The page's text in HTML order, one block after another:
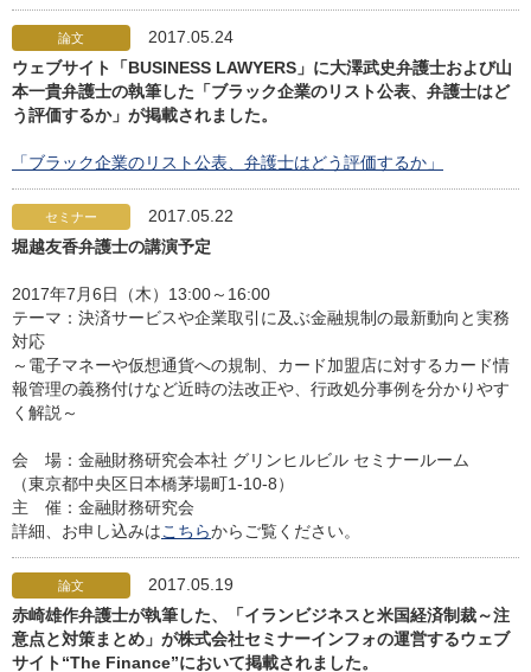
論文
2017.05.24
ウェブサイト「BUSINESS LAWYERS」に大澤武史弁護士および山
本一貴弁護士の執筆した「ブラック企業のリスト公表、弁護士はど
う評価するか」が掲載されました。
「ブラック企業のリスト公表、弁護士はどう評価するか」
セミナー
2017.05.22
堀越友香弁護士の講演予定
2017年7月6日（木）13:00～16:00
テーマ：決済サービスや企業取引に及ぶ金融規制の最新動向と実務
対応
～電子マネーや仮想通貨への規制、カード加盟店に対するカード情
報管理の義務付けなど近時の法改正や、行政処分事例を分かりやす
く解説～
会 場：金融財務研究会本社 グリンヒルビル セミナールーム
（東京都中央区日本橋茅場町1-10-8）
主 催：金融財務研究会
詳細、お申し込みはこちらからご覧ください。
論文
2017.05.19
赤崎雄作弁護士が執筆した、「イランビジネスと米国経済制裁～注
意点と対策まとめ」が株式会社セミナーインフォの運営するウェブ
サイト“The Finance”において掲載されました。